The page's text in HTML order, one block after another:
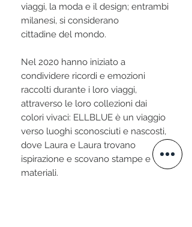
viaggi, la moda e il design; entrambi
milanesi, si considerano
cittadine del mondo.
Nel 2020 hanno iniziato a
condividere ricordi e emozioni
raccolti durante i loro viaggi,
attraverso le loro collezioni dai
colori vivaci: ELLBLUE è un viaggio
verso luoghi sconosciuti e nascosti,
dove Laura e Laura trovano
ispirazione e scovano stampe e
materiali.